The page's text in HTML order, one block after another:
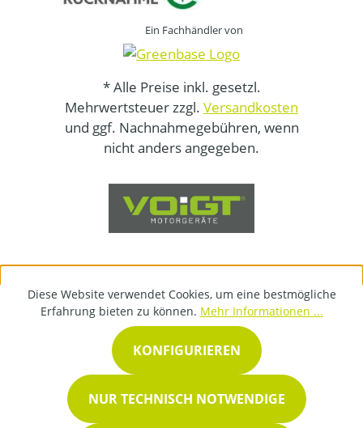
Ein Fachhändler von
* Alle Preise inkl. gesetzl.
Mehrwertsteuer zzgl. Versandkosten
und ggf. Nachnahmegebühren, wenn
nicht anders angegeben.
Diese Website verwendet Cookies, um eine bestmögliche
Erfahrung bieten zu können. Mehr Informationen ...
NUR TECHNISCH NOTWENDIGE
KONFIGURIEREN